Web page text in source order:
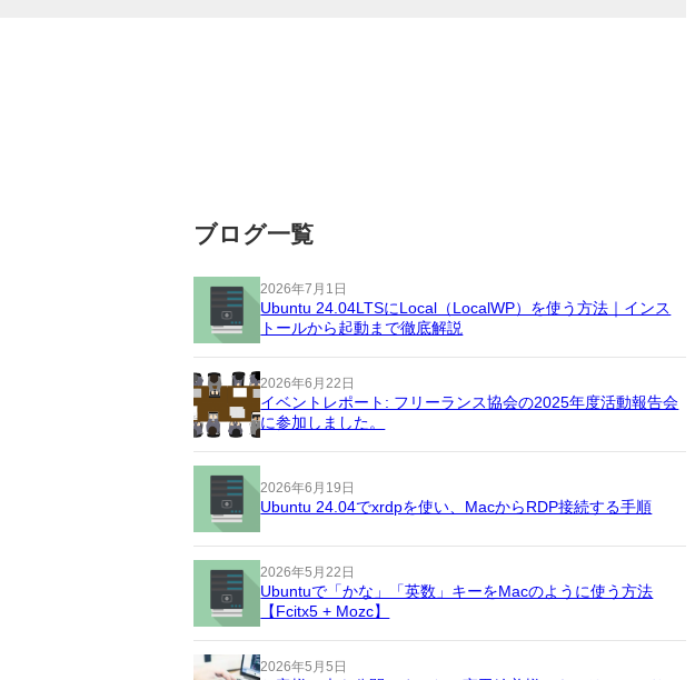
ブログ一覧
2026年7月1日
Ubuntu 24.04LTSにLocal（LocalWP）を使う方法｜インス
トールから起動まで徹底解説
2026年6月22日
イベントレポート: フリーランス協会の2025年度活動報告会
に参加しました。
2026年6月19日
Ubuntu 24.04でxrdpを使い、MacからRDP接続する手順
2026年5月22日
Ubuntuで「かな」「英数」キーをMacのように使う方法
【Fcitx5 + Mozc】
2026年5月5日